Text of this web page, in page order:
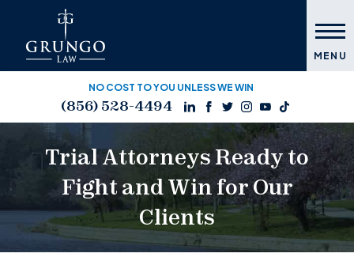
NO COST TO YOU UNLESS WE WIN
(856) 528-4494
MENU
Trial Attorneys Ready to
Fight and Win for Our
Clients